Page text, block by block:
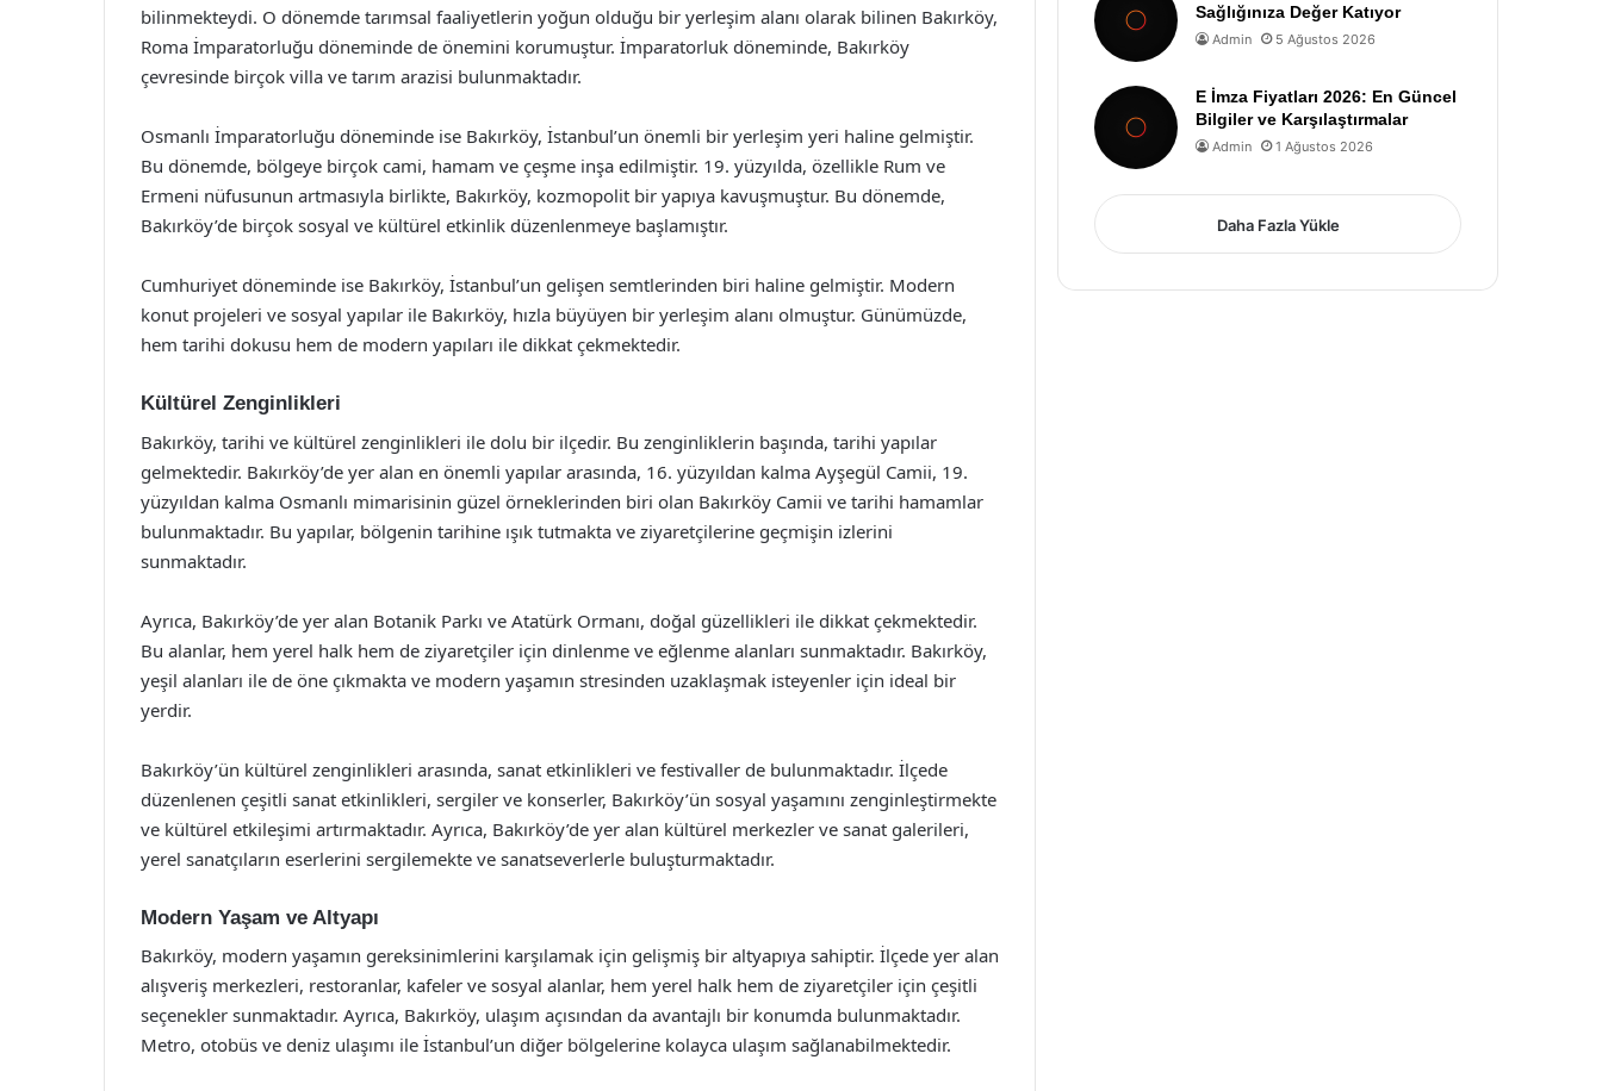
bilinmekteydi. O dönemde tarımsal faaliyetlerin yoğun olduğu bir yerleşim alanı olarak bilinen Bakırköy,
Roma İmparatorluğu döneminde de önemini korumuştur. İmparatorluk döneminde, Bakırköy
çevresinde birçok villa ve tarım arazisi bulunmaktadır.
Osmanlı İmparatorluğu döneminde ise Bakırköy, İstanbul’un önemli bir yerleşim yeri haline gelmiştir.
Bu dönemde, bölgeye birçok cami, hamam ve çeşme inşa edilmiştir. 19. yüzyılda, özellikle Rum ve
Ermeni nüfusunun artmasıyla birlikte, Bakırköy, kozmopolit bir yapıya kavuşmuştur. Bu dönemde,
Bakırköy’de birçok sosyal ve kültürel etkinlik düzenlenmeye başlamıştır.
Cumhuriyet döneminde ise Bakırköy, İstanbul’un gelişen semtlerinden biri haline gelmiştir. Modern
konut projeleri ve sosyal yapılar ile Bakırköy, hızla büyüyen bir yerleşim alanı olmuştur. Günümüzde,
hem tarihi dokusu hem de modern yapıları ile dikkat çekmektedir.
Kültürel Zenginlikleri
Bakırköy, tarihi ve kültürel zenginlikleri ile dolu bir ilçedir. Bu zenginliklerin başında, tarihi yapılar
gelmektedir. Bakırköy’de yer alan en önemli yapılar arasında, 16. yüzyıldan kalma Ayşegül Camii, 19.
yüzyıldan kalma Osmanlı mimarisinin güzel örneklerinden biri olan Bakırköy Camii ve tarihi hamamlar
bulunmaktadır. Bu yapılar, bölgenin tarihine ışık tutmakta ve ziyaretçilerine geçmişin izlerini
sunmaktadır.
Ayrıca, Bakırköy’de yer alan Botanik Parkı ve Atatürk Ormanı, doğal güzellikleri ile dikkat çekmektedir.
Bu alanlar, hem yerel halk hem de ziyaretçiler için dinlenme ve eğlenme alanları sunmaktadır. Bakırköy,
yeşil alanları ile de öne çıkmakta ve modern yaşamın stresinden uzaklaşmak isteyenler için ideal bir
yerdir.
Bakırköy’ün kültürel zenginlikleri arasında, sanat etkinlikleri ve festivaller de bulunmaktadır. İlçede
düzenlenen çeşitli sanat etkinlikleri, sergiler ve konserler, Bakırköy’ün sosyal yaşamını zenginleştirmekte
ve kültürel etkileşimi artırmaktadır. Ayrıca, Bakırköy’de yer alan kültürel merkezler ve sanat galerileri,
yerel sanatçıların eserlerini sergilemekte ve sanatseverlerle buluşturmaktadır.
Modern Yaşam ve Altyapı
Bakırköy, modern yaşamın gereksinimlerini karşılamak için gelişmiş bir altyapıya sahiptir. İlçede yer alan
alışveriş merkezleri, restoranlar, kafeler ve sosyal alanlar, hem yerel halk hem de ziyaretçiler için çeşitli
seçenekler sunmaktadır. Ayrıca, Bakırköy, ulaşım açısından da avantajlı bir konumda bulunmaktadır.
Metro, otobüs ve deniz ulaşımı ile İstanbul’un diğer bölgelerine kolayca ulaşım sağlanabilmektedir.
Sağlığınıza Değer Katıyor
Admin 5 Ağustos 2026
E İmza Fiyatları 2026: En Güncel
Bilgiler ve Karşılaştırmalar
Admin 1 Ağustos 2026
Daha Fazla Yükle